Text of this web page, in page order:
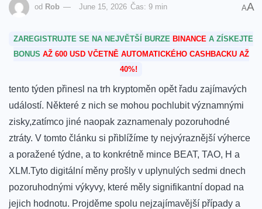
od Rob June 15, 2026 Čas: 9 min AA
ZAREGISTRUJTE SE NA NEJVĚTŠÍ BURZE BINANCE A ZÍSKEJTE
BONUS AŽ 600 USD VČETNĚ AUTOMATICKÉHO CASHBACKU AŽ
40%!
tento týden přinesl na trh kryptoměn opět řadu zajímavých
událostí. Některé⁣ z nich se mohou pochlubit významnými
zisky,zatímco jiné naopak zaznamenaly pozoruhodné
ztráty. V tomto článku si přiblížíme ty nejvýraznější‌ výherce
a poražené týdne, a to konkrétně mince BEAT, TAO, H a
XLM.Tyto digitální měny prošly v uplynulých sedmi dnech
pozoruhodnými výkyvy, které měly signifikantní dopad na
jejich hodnotu. Projděme spolu nejzajímavější případy a